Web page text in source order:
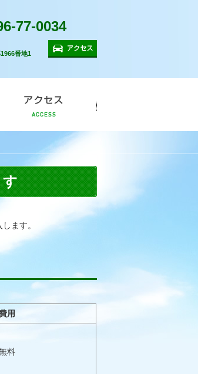
77-0034
番地1
す
ます。
用
料